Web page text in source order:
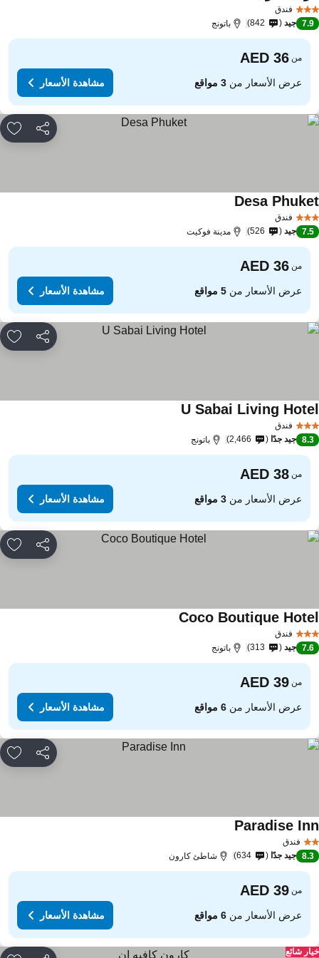
فندق
7.9 جيد 842 باتونج
من
عرض الأسعار من3 مواقع مشاهدة الأسعار
مشاركة
فندق
Desaمشاهدة الأسعار
7.5 جيد 526 مدينة فوكيت
من
عرض الأسعار من5 مواقع مشاهدة الأسعار
مشاركة
فندق
U Sabai Livingمشاهدة الأسعار
8.3 جيد جدًا 2,466 باتونج
من
عرض الأسعار من3 مواقع مشاهدة الأسعار
مشاركة
فندق
Coco Boutiqueمشاهدة الأسعار
7.6 جيد 313 باتونج
من
عرض الأسعار من6 مواقع مشاهدة الأسعار
مشاركة
فندق
Paradiseمشاهدة الأسعار
8.3 جيد جدًا 634 شاطئ كارون
من
عرض الأسعار من6 مواقع مشاهدة الأسعار
شائع